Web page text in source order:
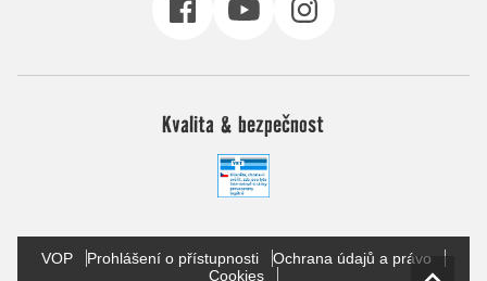
Kvalita & bezpečnost
VOP Prohlášení o přístupnosti
Ochrana údajů a právo
Cookies